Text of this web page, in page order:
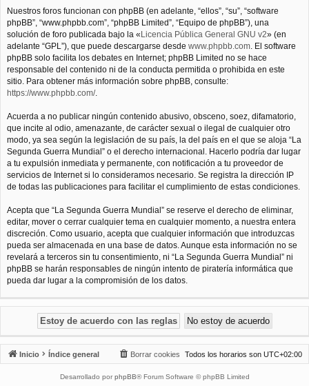
Nuestros foros funcionan con phpBB (en adelante, “ellos”, “su”, “software
phpBB”, “www.phpbb.com”, “phpBB Limited”, “Equipo de phpBB”), una
solución de foro publicada bajo la «Licencia Pública General GNU v2» (en
adelante “GPL”), que puede descargarse desde www.phpbb.com. El software
phpBB solo facilita los debates en Internet; phpBB Limited no se hace
responsable del contenido ni de la conducta permitida o prohibida en este
sitio. Para obtener más información sobre phpBB, consulte:
https://www.phpbb.com/.
Acuerda a no publicar ningún contenido abusivo, obsceno, soez, difamatorio,
que incite al odio, amenazante, de carácter sexual o ilegal de cualquier otro
modo, ya sea según la legislación de su país, la del país en el que se aloja “La
Segunda Guerra Mundial” o el derecho internacional. Hacerlo podría dar lugar
a tu expulsión inmediata y permanente, con notificación a tu proveedor de
servicios de Internet si lo consideramos necesario. Se registra la dirección IP
de todas las publicaciones para facilitar el cumplimiento de estas condiciones.
Acepta que “La Segunda Guerra Mundial” se reserve el derecho de eliminar,
editar, mover o cerrar cualquier tema en cualquier momento, a nuestra entera
discreción. Como usuario, acepta que cualquier información que introduzcas
pueda ser almacenada en una base de datos. Aunque esta información no se
revelará a terceros sin tu consentimiento, ni “La Segunda Guerra Mundial” ni
phpBB se harán responsables de ningún intento de piratería informática que
pueda dar lugar a la compromisión de los datos.
Inicio Índice general Todos los horarios son UTC+02:00
Borrar cookies
Desarrollado por phpBB® Forum Software © phpBB Limited